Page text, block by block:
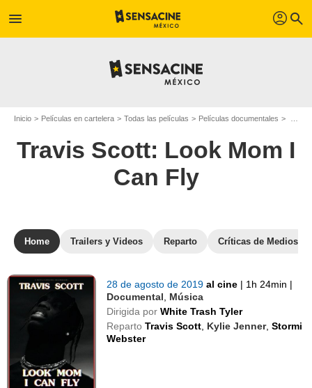
menu profil search
Inicio Películas en cartelera Todas las películas Películas documentales
Travis Scott: Look Mom I
Can Fly
Home Trailers y Videos Reparto Críticas de Medios
28 de agosto de 2019al cine | 1h 24min |
Documental
Música
Dirigida por White Trash Tyler
Reparto Travis Scott Kylie Jenner,Stormi
Webster